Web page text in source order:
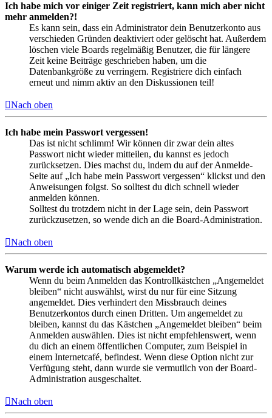
Ich habe mich vor einiger Zeit registriert, kann mich aber nicht
mehr anmelden?!
Es kann sein, dass ein Administrator dein Benutzerkonto aus
verschieden Gründen deaktiviert oder gelöscht hat. Außerdem
löschen viele Boards regelmäßig Benutzer, die für längere
Zeit keine Beiträge geschrieben haben, um die
Datenbankgröße zu verringern. Registriere dich einfach
erneut und nimm aktiv an den Diskussionen teil!
Nach oben
Ich habe mein Passwort vergessen!
Das ist nicht schlimm! Wir können dir zwar dein altes
Passwort nicht wieder mitteilen, du kannst es jedoch
zurücksetzen. Dies machst du, indem du auf der Anmelde-
Seite auf „Ich habe mein Passwort vergessen“ klickst und den
Anweisungen folgst. So solltest du dich schnell wieder
anmelden können.
Solltest du trotzdem nicht in der Lage sein, dein Passwort
zurückzusetzen, so wende dich an die Board-Administration.
Nach oben
Warum werde ich automatisch abgemeldet?
Wenn du beim Anmelden das Kontrollkästchen „Angemeldet
bleiben“ nicht auswählst, wirst du nur für eine Sitzung
angemeldet. Dies verhindert den Missbrauch deines
Benutzerkontos durch einen Dritten. Um angemeldet zu
bleiben, kannst du das Kästchen „Angemeldet bleiben“ beim
Anmelden auswählen. Dies ist nicht empfehlenswert, wenn
du dich an einem öffentlichen Computer, zum Beispiel in
einem Internetcafé, befindest. Wenn diese Option nicht zur
Verfügung steht, dann wurde sie vermutlich von der Board-
Administration ausgeschaltet.
Nach oben